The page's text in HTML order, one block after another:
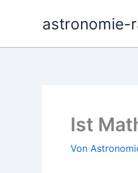
astronomie-
Ist
Von